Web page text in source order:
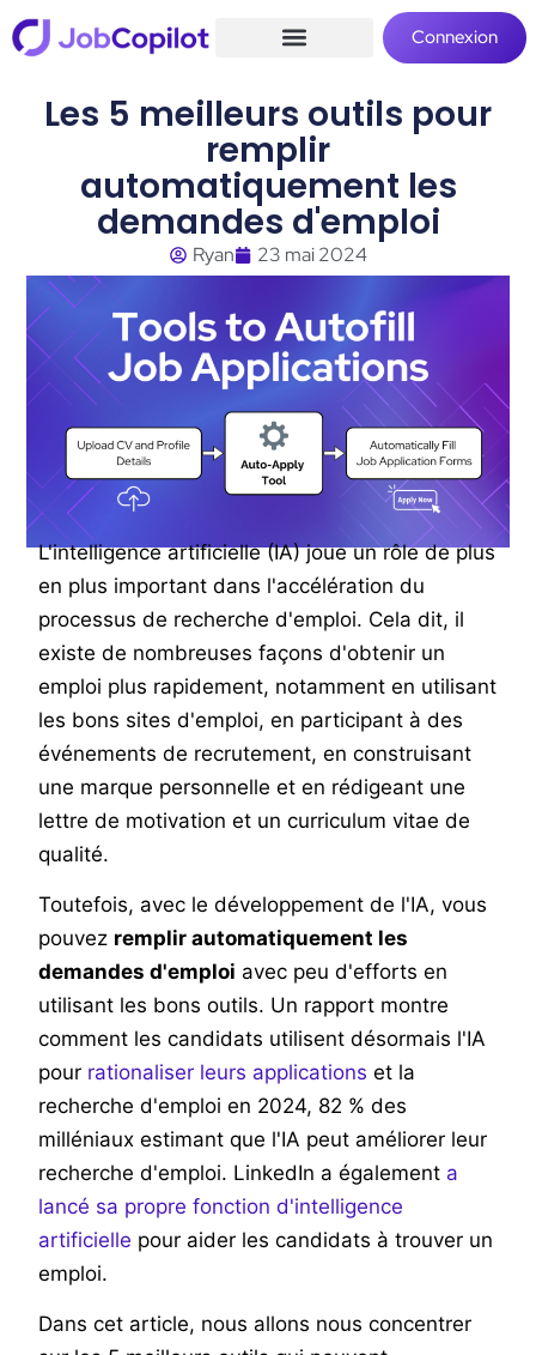
Connexion
Les 5 meilleurs outils pour
remplir
automatiquement les
demandes d'emploi
Ryan 23 mai 2024
L'intelligence artificielle (IA) joue un rôle de plus
en plus important dans l'accélération du
processus de recherche d'emploi. Cela dit, il
existe de nombreuses façons d'obtenir un
emploi plus rapidement, notamment en utilisant
les bons sites d'emploi, en participant à des
événements de recrutement, en construisant
une marque personnelle et en rédigeant une
lettre de motivation et un curriculum vitae de
qualité.
Toutefois, avec le développement de l'IA, vous
pouvez remplir automatiquement les
demandes d'emploi avec peu d'efforts en
utilisant les bons outils. Un rapport montre
comment les candidats utilisent désormais l'IA
pour rationaliser leurs applications et la
recherche d'emploi en 2024, 82 % des
milléniaux estimant que l'IA peut améliorer leur
recherche d'emploi. LinkedIn a également a
lancé sa propre fonction d'intelligence
artificielle pour aider les candidats à trouver un
emploi.
Dans cet article, nous allons nous concentrer